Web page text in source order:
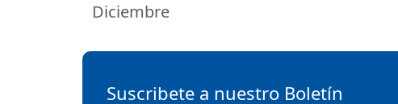
Diciembre
Suscribete a nuestro Boletín